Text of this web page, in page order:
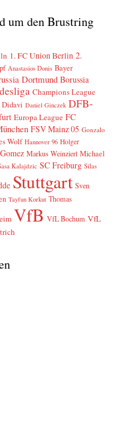
um den Brustring
1. FC Union Berlin 2.
Anastasios Donis Bayer
Dortmund Borussia
Champions League
Daniel Ginczek DFB-
Europa League FC
FSV Mainz 05 Gonzalo
Wolf Hannover 96 Holger
Markus Weinzierl Michael
Kalajdzic SC Freiburg Silas
Stuttgart Sven
Tayfun Korkut Thomas
VfB VfL Bochum VfL